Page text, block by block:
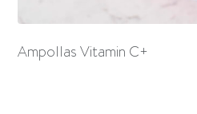
Ampollas Vitamin C+